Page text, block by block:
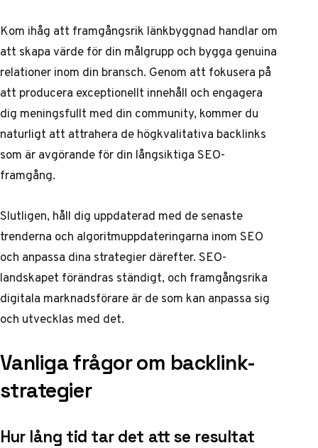
Kom ihåg att framgångsrik länkbyggnad handlar om
att skapa värde för din målgrupp och bygga genuina
relationer inom din bransch. Genom att fokusera på
att producera exceptionellt innehåll och engagera
dig meningsfullt med din community, kommer du
naturligt att attrahera de högkvalitativa backlinks
som är avgörande för din långsiktiga SEO-
framgång.
Slutligen, håll dig uppdaterad med de senaste
trenderna och algoritmuppdateringarna inom SEO
och anpassa dina strategier därefter. SEO-
landskapet förändras ständigt, och framgångsrika
digitala marknadsförare är de som kan anpassa sig
och utvecklas med det.
Vanliga frågor om backlink-
strategier
Hur lång tid tar det att se resultat